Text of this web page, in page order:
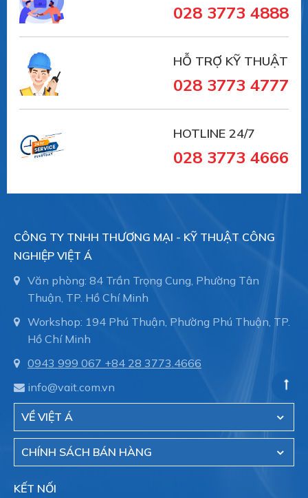
028 3773 4888
HỖ TRỢ KỸ THUẬT
028 3773 4777
HOTLINE 24/7
028 3773 4666
CÔNG TY TNHH THƯƠNG MẠI - KỸ THUẬT CÔNG
NGHIỆP VIỆT Á
Văn phòng: 84 Trần Trọng Cung, Phường Tân
Thuận, TP. Hồ Chí Minh
Workshop: 194 Phú Thuận, Phường Phú Thuận, TP.
Hồ Chí Minh
0943 999 067 +84 28 3773.4666
info@vait.com.vn
VỀ VIỆT Á
CHÍNH SÁCH BÁN HÀNG
KẾT NỐI